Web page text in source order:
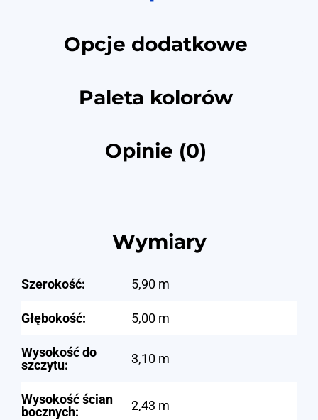
Opcje dodatkowe
Paleta kolorów
Opinie (0)
Wymiary
Szerokość: 5,90 m
Głębokość: 5,00 m
Wysokość do
szczytu:
3,10 m
Wysokość ścian
bocznych:
2,43 m